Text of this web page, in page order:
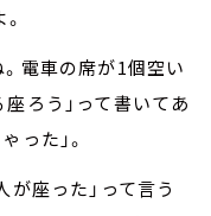
。電車の席が1個空い
ろう」って書いてあ
った」。
が座った」って言う